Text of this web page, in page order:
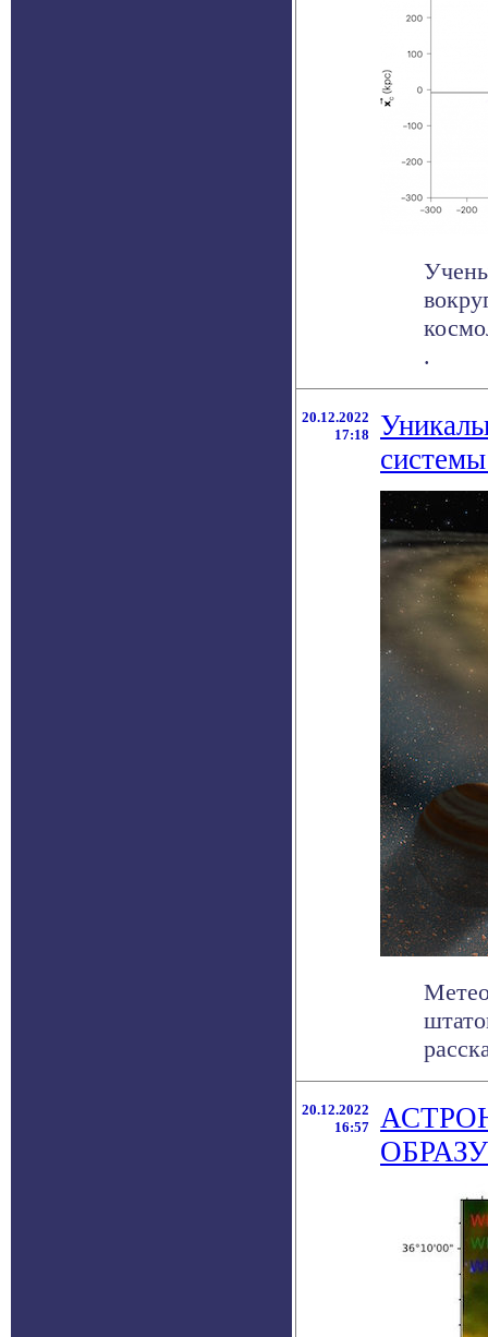
.
20.12.2022
17:18
20.12.2022
16:57